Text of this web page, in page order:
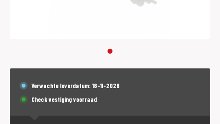
Verwachte leverdatum: 18-11-2026
Check vestiging voorraad